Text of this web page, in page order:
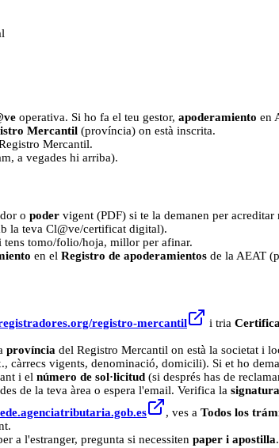
operativa. Si ho fa el teu gestor, apoderamiento en
Mercantil (província) on està inscrita.
Mercantil.
a vegades hi arriba).
o poder vigent (PDF) si te la demanen per acreditar
la teva Cl@ve/certificat digital).
tens tomo/folio/hoja, millor per afinar.
en el Registro de apoderamientos de la AEAT
registro-mercantil i tria
província del Registro Mercantil on està la societat i
càrrecs vigents, denominació, domicili). Si et ho
i el número de sol·licitud (si després has de
des de la teva àrea o espera l'email. Verifica la signatura
, ves a Todos los
a l'estranger, pregunta si necessiten paper i apostilla.